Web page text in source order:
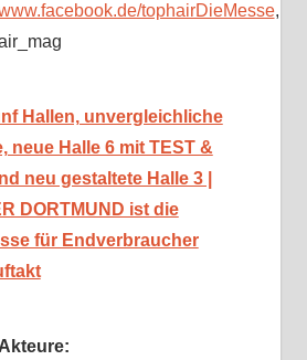
tophairDieMesse,
Hallen, unvergleichliche
neue Halle 6 mit TEST &
neu gestaltete Halle 3 |
DORTMUND ist die
für Endverbraucher